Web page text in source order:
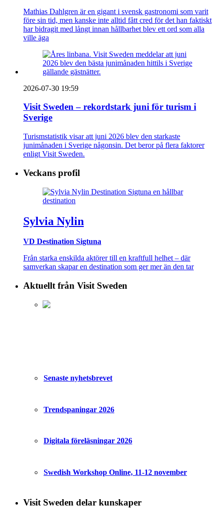
Mathias Dahlgren är en gigant i svensk gastronomi som varit
före sin tid, men kanske inte alltid fått cred för det han faktiskt
har bidragit med långt innan hållbarhet blev ett ord som alla
ville äga
2026-07-30 19:59
Visit Sweden – rekordstark juni för turism i
Sverige
Turismstatistik visar att juni 2026 blev den starkaste
junimånaden i Sverige någonsin. Det beror på flera faktorer
enligt Visit Sweden.
Veckans profil
Sylvia Nylin
VD Destination Sigtuna
Från starka enskilda aktörer till en kraftfull helhet – där
samverkan skapar en destination som ger mer än den tar
Aktuellt från Visit Sweden
Senaste nyhetsbrevet
Trendspaningar 2026
Digitala föreläsningar 2026
Swedish Workshop Online, 11-12 november
Visit Sweden delar kunskaper